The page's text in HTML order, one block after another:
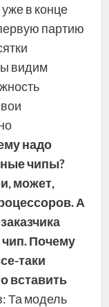
в конце
партию
видим
надо
чипы?
может,
А
Почему
таки
вставить
Та модель